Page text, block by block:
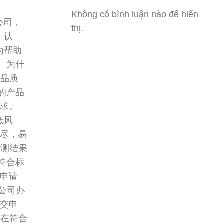
，
认
帮助
为什
质
产品
。
风
，易
结果
合标
请
司办
申
符合
Không có bình luận nào để hiển
thị.